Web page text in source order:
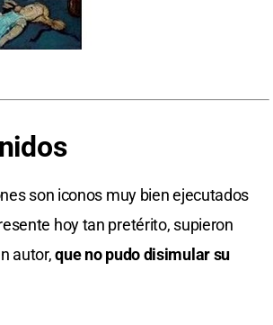
son iconos muy bien ejecutados
hoy tan pretérito, supieron
autor,que no pudo disimular su